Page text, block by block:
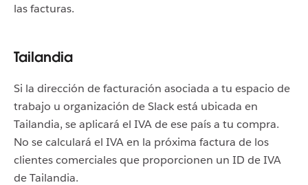
las facturas.
Tailandia
Si la dirección de facturación asociada a tu espacio de
trabajo u organización de Slack está ubicada en
Tailandia, se aplicará el IVA de ese país a tu compra.
No se calculará el IVA en la próxima factura de los
clientes comerciales que proporcionen un ID de IVA
de Tailandia.